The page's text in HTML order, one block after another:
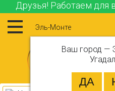
Друзья! Работаем для
Эль-Монте
Ваш город —